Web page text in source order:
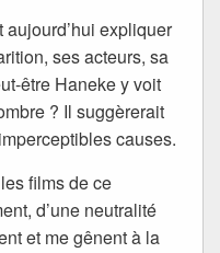
expliquer
ses acteurs, sa
être Haneke y voit
? Il suggèrerait
causes.
films de ce
d’une neutralité
et me gênent à la